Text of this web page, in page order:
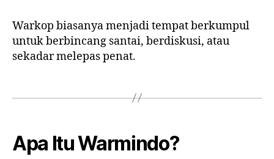
Warkop biasanya menjadi tempat berkumpul
untuk berbincang santai, berdiskusi, atau
sekadar melepas penat.
Apa Itu Warmindo?